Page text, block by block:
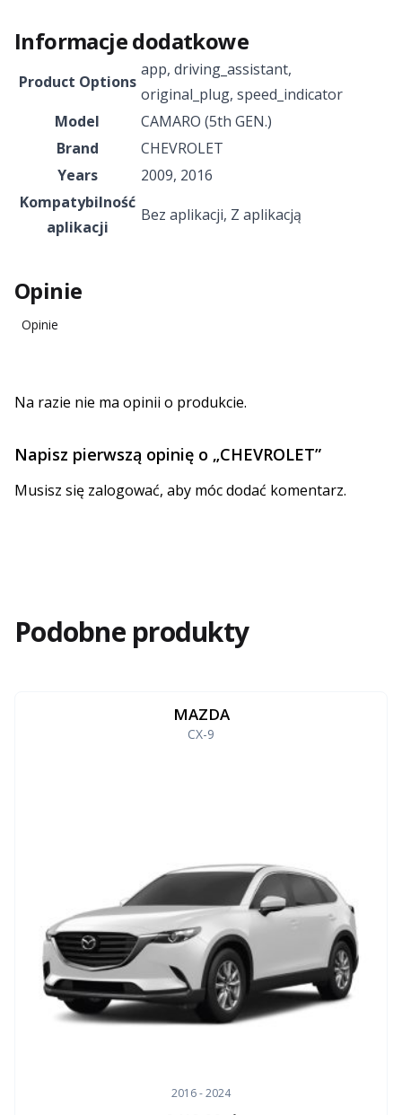
Informacje dodatkowe
Product Options
app, driving_assistant,
original_plug, speed_indicator
Model
CAMARO (5th GEN.)
Brand
CHEVROLET
Years
2009, 2016
Kompatybilność
aplikacji
Bez aplikacji, Z aplikacją
Opinie
Opinie
Na razie nie ma opinii o produkcie.
Napisz pierwszą opinię o „CHEVROLET”
Musisz się zalogować, aby móc dodać komentarz.
Podobne produkty
MAZDA
CX-9
2016 - 2024